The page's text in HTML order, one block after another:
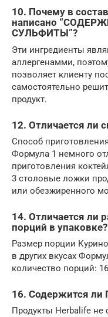
10. Почему в
написано
СУЛЬФИТЫ”?
Эти ингредиенты
аллергенамми,
позволяет клиенту
самостоятельно
продукт.
12. Отличается ли
Способ
Формула 1 немного
приготовления
3 столовые ложки
или обезжиренного
14. Отличается ли
порций в упаковке?
Размер порции
в других вкусах
количество порций:
16. Содержится ли
Продукты Herbalife не